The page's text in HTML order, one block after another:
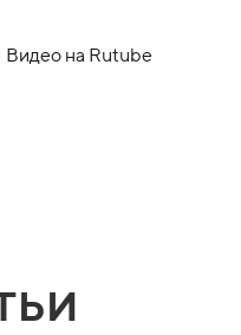
Видео на Rutube